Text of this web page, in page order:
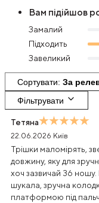
Вам підійшов
Замалий
Підходить
Завеликий
Сортувати За
Фільтрувати
Тетяна
22.06.2026 Київ
Трішки маломірять,
довжину, яку для
хоч зазвичай 36
шукала, зручна
платформою під